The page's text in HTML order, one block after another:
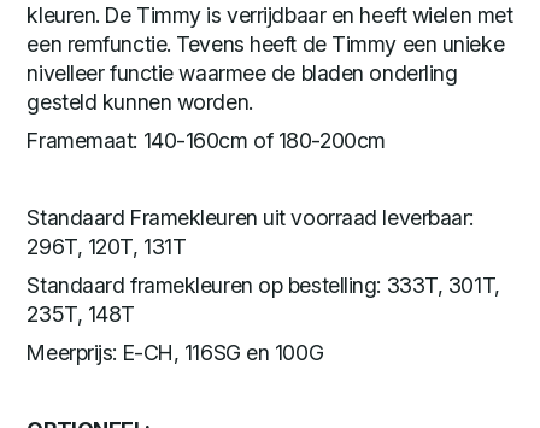
kleuren. De Timmy is verrijdbaar en heeft wielen met
een remfunctie. Tevens heeft de Timmy een unieke
nivelleer functie waarmee de bladen onderling
gesteld kunnen worden.
Framemaat: 140-160cm of 180-200cm
Standaard Framekleuren uit voorraad leverbaar:
296T, 120T, 131T
Standaard framekleuren op bestelling: 333T, 301T,
235T, 148T
Meerprijs: E-CH, 116SG en 100G